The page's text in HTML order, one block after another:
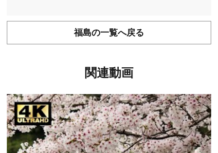
福島の一覧へ戻る
関連動画